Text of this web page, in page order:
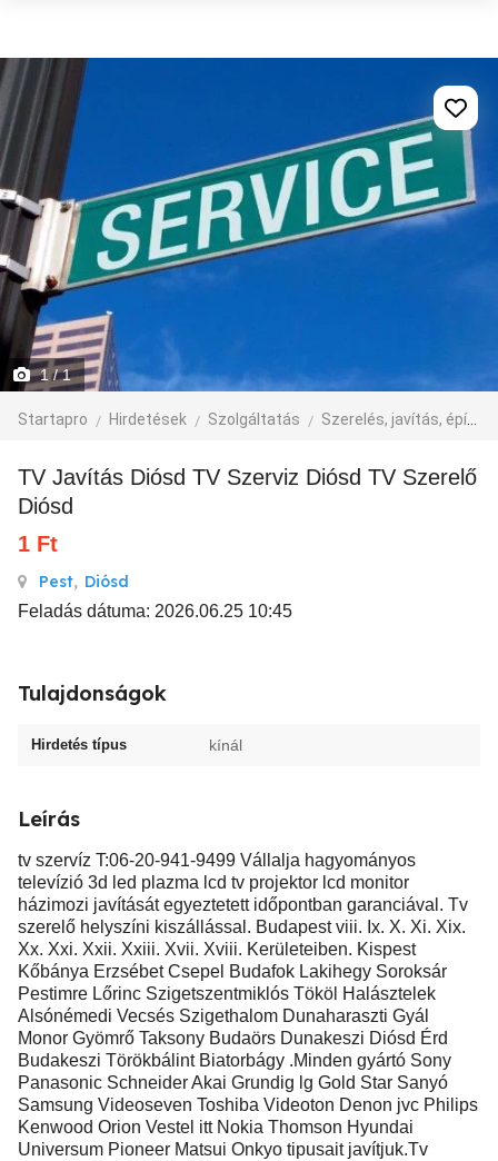
1 / 1
Startapro Hirdetések Szolgáltatás Szerelés, javítás, építkezés
TV Javítás Diósd TV Szerviz Diósd TV Szerelő
Diósd
1 Ft
Pest, Diósd
Feladás dátuma: 2026.06.25 10:45
Tulajdonságok
Hirdetés típus kínál
Leírás
tv szervíz T:06-20-941-9499 Vállalja hagyományos
televízió 3d led plazma lcd tv projektor lcd monitor
házimozi javítását egyeztetett időpontban garanciával. Tv
szerelő helyszíni kiszállással. Budapest viii. Ix. X. Xi. Xix.
Xx. Xxi. Xxii. Xxiii. Xvii. Xviii. Kerületeiben. Kispest
Kőbánya Erzsébet Csepel Budafok Lakihegy Soroksár
Pestimre Lőrinc Szigetszentmiklós Tököl Halásztelek
Alsónémedi Vecsés Szigethalom Dunaharaszti Gyál
Monor Gyömrő Taksony Budaörs Dunakeszi Diósd Érd
Budakeszi Törökbálint Biatorbágy .Minden gyártó Sony
Panasonic Schneider Akai Grundig lg Gold Star Sanyó
Samsung Videoseven Toshiba Videoton Denon jvc Philips
Kenwood Orion Vestel itt Nokia Thomson Hyundai
Universum Pioneer Matsui Onkyo tipusait javítjuk.Tv